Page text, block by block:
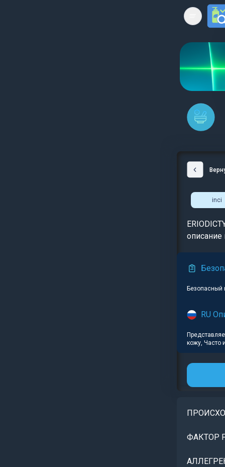
Open
inci
описание
Безопасный
RU
кожу, Часто
ФАКТОР